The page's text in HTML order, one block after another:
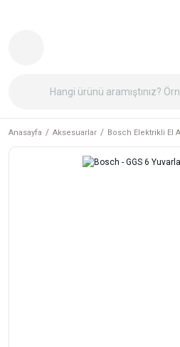
Anasayfa Aksesuarlar Bosch Elektrikli El